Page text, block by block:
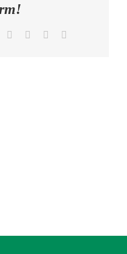
TumblrPinterest